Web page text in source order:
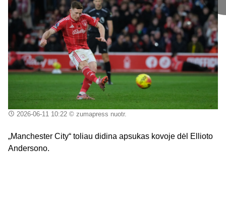
2026-06-11 10:22© zumapress nuotr.
„Manchester City“ toliau didina apsukas kovoje dėl Ellioto
Andersono.